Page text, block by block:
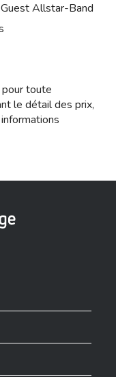
Allstar-Band
pour toute
le détail des prix,